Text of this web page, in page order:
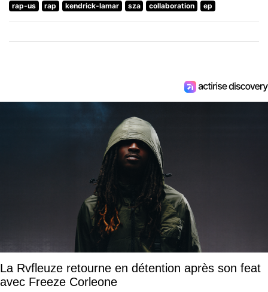
rap-us rap kendrick-lamar sza collaboration ep
La Rvfleuze retourne en détention après son feat
avec Freeze Corleone